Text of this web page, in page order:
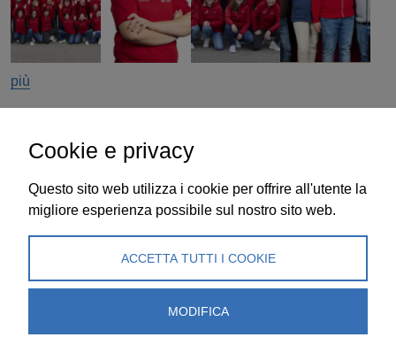
più
cool & clever
Associazione Ticinese Frigoristi (ATF)
Via Besso 59, 6900 Lugano
Corrispondenza:Casella Postale 8135, 6908
Cookie e privacy
Questo sito web utilizza i cookie per offrire all'utente la
migliore esperienza possibile sul nostro sito web.
ACCETTA TUTTI I COOKIE
MODIFICA